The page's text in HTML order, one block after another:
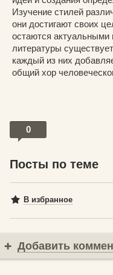
Изучение стилей
они достигают своих
остаются
литературы
каждый из них
общий хор
0
Посты по теме
В избранное
Добавить